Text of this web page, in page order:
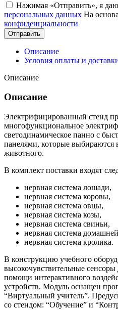
Нажимая «Отправить», я даю
персональных данных На
конфиденциальности
Отправить
Описание
Условия оплаты и
Описание
Описание
Электрифицированный стенд
многофункциональное
светодинамическое панно с
панелями, которые выбираются
животного.
В комплект поставки входят
нервная система лошади,
нервная система коровы,
нервная система овцы,
нервная система козы,
нервная система свиньи,
нервная система
нервная система кролика.
В конструкцию учебного
высокочувствительные
помощи интерактивного
устройств. Модуль оснащен
“Виртуальный учитель”.
со стендом: “Обучение” и